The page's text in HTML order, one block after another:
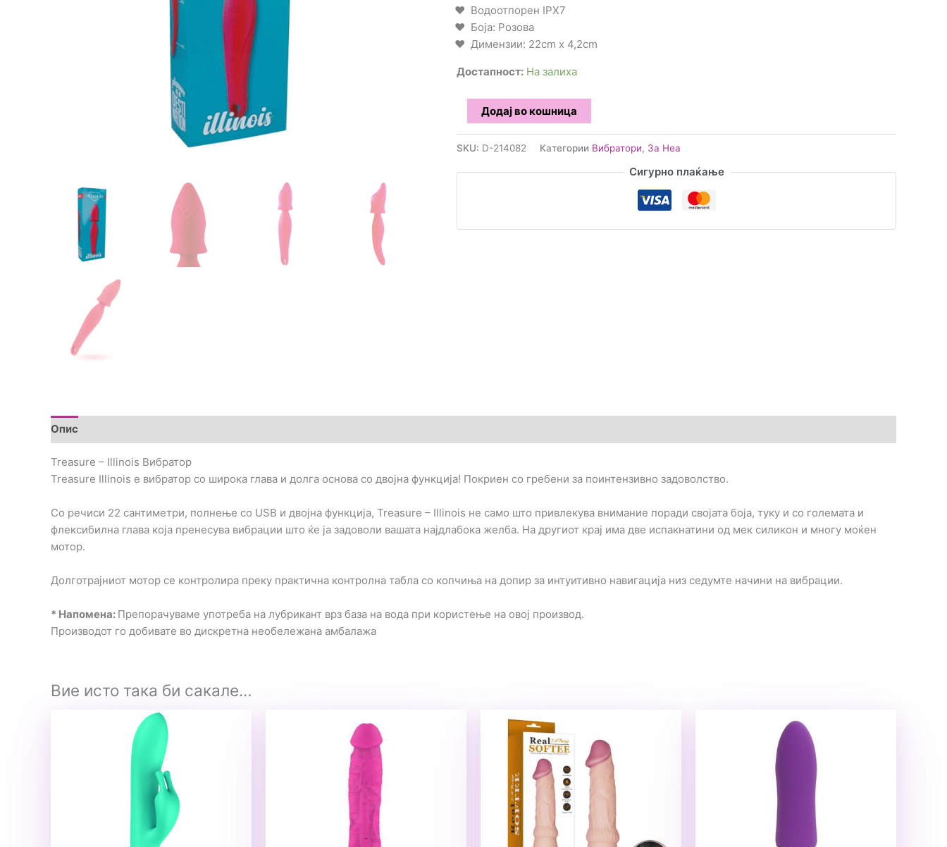
Водоотпорен IPX7
Боја: Розова
Димензии: 22cm x 4,2cm
Достапност: На залиха
Treasure
количина
Додај во кошница
SKU: D-214082 Категории Вибратори, За Неа
Сигурно плаќање
Опис
Treasure – Illinois Вибратор
Treasure Illinois е вибратор со широка глава и долга основа со двојна функција! Покриен со гребени за поинтензивно задоволство.
Со речиси 22 сантиметри, полнење со USB и двојна функција, Treasure – Illinois не само што привлекува внимание поради својата боја, туку и со големата и
флексибилна глава која пренесува вибрации што ќе ја задоволи вашата најдлабока желба. На другиот крај има две испакнатини од мек силикон и многу моќен
мотор.
Долготрајниот мотор се контролира преку практична контролна табла со копчиња на допир за интуитивно навигација низ седумте начини на вибрации.
* Напомена: Препорачуваме употреба на лубрикант врз база на вода при користење на овој производ.
Производот го добивате во дискретна необележана амбалажа
Вие исто така би сакале…